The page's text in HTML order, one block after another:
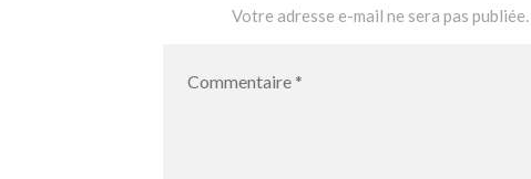
Votre adresse e-mail ne sera pas publiée.